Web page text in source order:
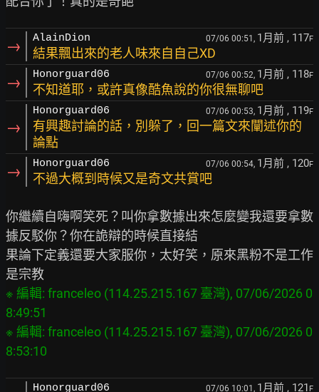
→ AlainDion 07/06 00:51, 1月前 , 117F
結果飄出來的老人味來自自己XD
→ Honorguard06 07/06 00:52, 1月前 , 118F
不知道耶，或許真像酷魚說的你很無聊吧
→
Honorguard06 07/06 00:53, 1月前 , 119F
有興趣討論的話，別躲了，回一篇文來闡述你的
論點
→ Honorguard06 07/06 00:54, 1月前 , 120F
不過大概到時候又是奇文共賞吧
你繼續自嗨啊笑死？叫你拿數據出來怎麼變我還要拿數
據反駁你？你在詭辯的時候直接結
果論下定義還要大家服你，太好笑，原來黑粉不是工作
※ 編輯: franceleo (114.25.215.167 臺灣), 07/06/2026 0
8:49:51
※ 編輯: franceleo (114.25.215.167 臺灣), 07/06/2026 0
Honorguard06 07/06 10:01, 1月前 , 121 F